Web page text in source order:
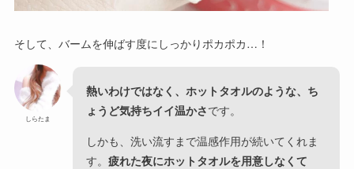
そして、バームを伸ばす度にしっかりポカポカ…！
しらたま
熱いわけではなく、ホットタオルのような、ち
ょうど気持ちイイ温かさです。
しかも、洗い流すまで温感作用が続いてくれま
す。疲れた夜にホットタオルを用意しなくて